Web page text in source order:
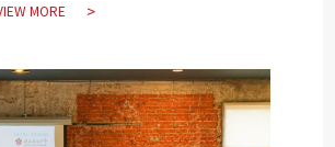
MORE